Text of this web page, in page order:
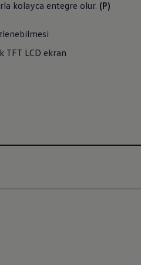
kolayca entegre olur. (P)
TFT LCD ekran